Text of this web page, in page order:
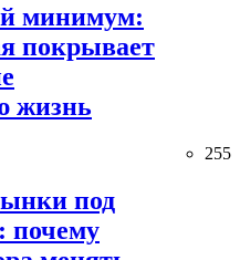
минимум:
покрывает
жизнь
255
под
почему